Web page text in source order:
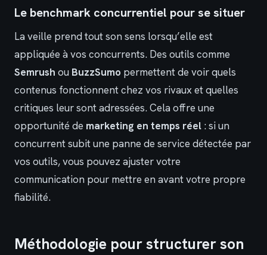
Le benchmark concurrentiel pour se situer
La veille prend tout son sens lorsqu’elle est
appliquée à vos concurrents. Des outils comme
Semrush ou BuzzSumo permettent de voir quels
contenus fonctionnent chez vos rivaux et quelles
critiques leur sont adressées. Cela offre une
opportunité de marketing en temps réel : si un
concurrent subit une panne de service détectée par
vos outils, vous pouvez ajuster votre
communication pour mettre en avant votre propre
fiabilité.
Méthodologie pour structurer son